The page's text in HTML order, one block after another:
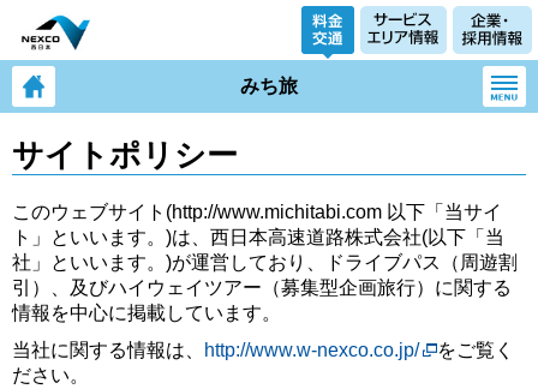
みち旅
サイトポリシー
このウェブサイト(http://www.michitabi.com 以下「当サイ
ト」といいます。)は、西日本高速道路株式会社(以下「当
社」といいます。)が運営しており、ドライブパス（周遊割
引）、及びハイウェイツアー（募集型企画旅行）に関する
情報を中心に掲載しています。
当社に関する情報は、
http://www.w-nexco.co.jp/
をご覧く
ださい。